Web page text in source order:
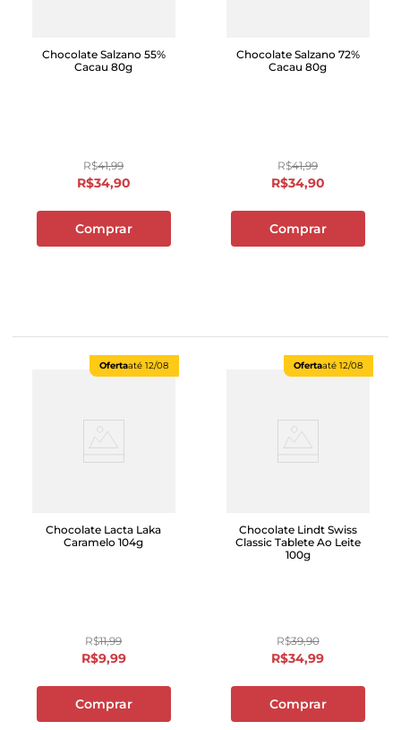
Chocolate Salzano 55%
Cacau 80g
R$41,99
R$34,90
Comprar
Chocolate Salzano 72%
Cacau 80g
R$41,99
R$34,90
Comprar
Ofertaaté 12/08
Chocolate Lacta Laka
Caramelo 104g
R$11,99
R$9,99
Comprar
Ofertaaté 12/08
Chocolate Lindt Swiss
Classic Tablete Ao Leite
100g
R$39,90
R$34,99
Comprar